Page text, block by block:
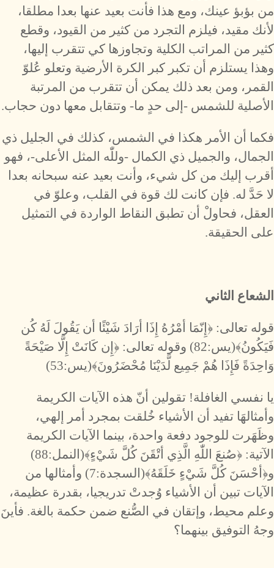
من بؤبؤ عينك، ومع هذا فأنت بعيد عنها بعدا مطلقا،
لأنك مقيد، فيلزم التجرد من كثير من القيود، وقطع
كثير من المراتب الكلية وتجاوزها كي تتقرب إليها،
وهذا يستلزم أن تكبر كبر الكرة الأرضية وتعلو عُلوّ
القمر، ومن بعد ذلك يمكن أن تتقرب من المرتبة
الأصلية للشمس -إلى حدٍ ما- وتتقابل معها دون حجاب.
فكما أن الأمر هكذا في الشمس، كذلك في الجليل ذي
الجمال، والجميل ذي الكمال -وللّٰه المثل الأعلى-، فهو
أقرب إليك من كل شيء، وأنت بعيد عنه سبحانه بعدا
لا حَدَّ له. فإن كانت لك قوة في القلب، وعلوّ في
العقل، فحاولْ أن تطبق النقاط الواردة في التمثيل
على الحقيقة.
الشعاع الثاني
قوله تعالى: ﴿إِنّمَا أمْرُهُ إِذَا أرَادَ شَيْئًا أن يَقُولَ لَهُ كُن
فَيَكُونُ﴾(يس:82) وقوله تعالى: ﴿إِن كَانَتْ إِلَّا صَيْحَةً
وَاحِدَةً فَإِذَا هُمْ جَمِيع لَّدَيْنَا مُحْضَرُونَ﴾(يس:53)
يا نفسي الغافلة! تقولين أنّ هذه الآيات الكريمة
وأمثالهَا تفيد أن الأشياء خُلقت بمجرد أمر إلهي،
وظَهَرت للوجود دفعة واحدة، بينما الآيات الكريمة
الآتية: ﴿صُنعَ اللّٰهِ الَّذِي أتْقَنَ كُلَّ شَيْءٍ﴾(النمل:88)
و﴿أحْسَنَ كُلَّ شَيْءٍ خَلَقَهُ﴾(السجدة:7) وأمثالها من
الآيات تبين أن الأشياء وُجدتْ تدريجيا، بقدرة عظيمة،
وعلم محيط، وإتقان في الصُّنع ضمن حكمة بالغة. فأينَ
وجهُ التوفيق بينهما؟